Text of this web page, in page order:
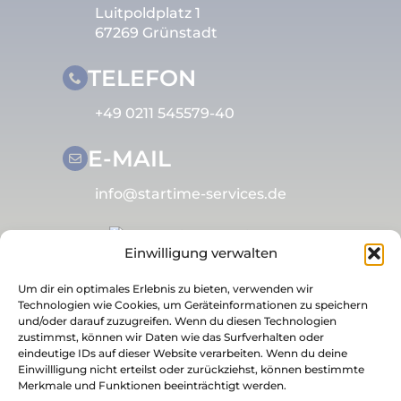
Einwilligung verwalten
Um dir ein optimales Erlebnis zu bieten, verwenden wir
Technologien wie Cookies, um Geräteinformationen zu speichern
und/oder darauf zuzugreifen. Wenn du diesen Technologien
zustimmst, können wir Daten wie das Surfverhalten oder
eindeutige IDs auf dieser Website verarbeiten. Wenn du deine
Einwillligung nicht erteilst oder zurückziehst, können bestimmte
Merkmale und Funktionen beeinträchtigt werden.
Luitpoldplatz 1
67269 Grünstadt
TELEFON
+49 0211 545579-40
E-MAIL
info@startime-services.de
© 2026 STARTIME Services GmbH
Impressum
Datenschutzerklärung
Datenschutzerklärung für Social Media